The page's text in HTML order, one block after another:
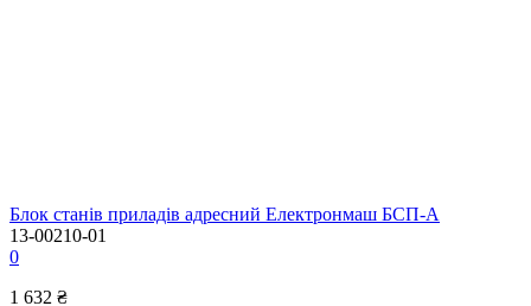
Блок станів приладів адресний Електронмаш БСП-А
13-00210-01
0
1 632 ₴